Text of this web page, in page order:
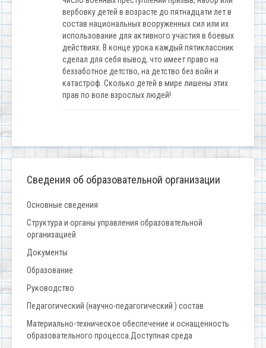
вербовку детей в возрасте до пятнадцати лет в
состав национальных вооруженных сил или их
использование для активного участия в боевых
действиях. В конце урока каждый пятиклассник
сделал для себя вывод, что имеет право на
беззаботное детство, на детство без войн и
катастроф. Сколько детей в мире лишены этих
прав по воле взрослых людей!
Сведения об образовательной организации
Основные сведения
Структура и органы управления образовательной
организацией
Документы
Образование
Руководство
Педагогический (научно-педагогический ) состав
Материально-техническое обеспечение и оснащенность
образовательного процесса.Доступная среда